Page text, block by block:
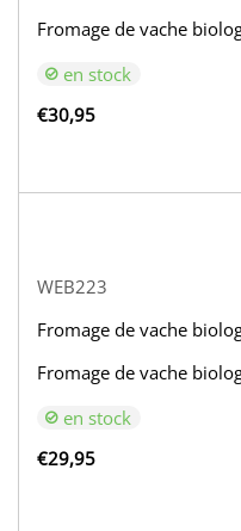
Fromage de vache
en stock
€30,95
WEB223
Fromage de vache
Fromage de vache
en stock
€29,95